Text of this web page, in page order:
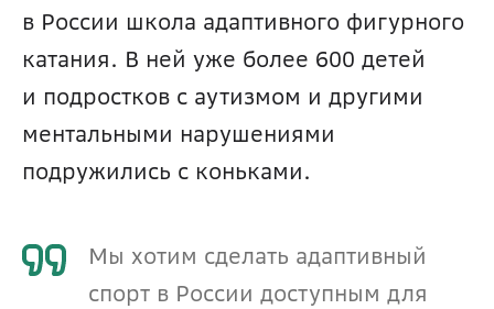
в России школа адаптивного фигурного
катания. В ней уже более 600 детей
и подростков с аутизмом и другими
ментальными нарушениями
подружились с коньками.
Мы хотим сделать адаптивный
спорт в России доступным для